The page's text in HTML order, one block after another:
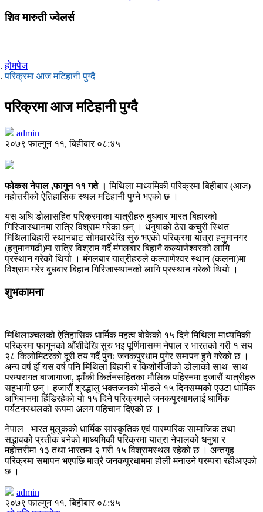
शिव मारुती ज्वेलर्स
होमपेज
परिक्रमा आज मटिहानी पुग्दै
परिक्रमा आज मटिहानी पुग्दै
admin
२०७९ फाल्गुन ११, बिहीबार ०८:४५
फोकस नेपाल ,फागुन ११ गते । मिथिला माध्यमिकी परिक्रमा बिहीबार (आज)
महोत्तरीको ऐतिहासिक स्थल मटिहानी पुग्ने भएको छ ।
यस अघि डोलासहित परिक्रमाका यात्रीहरु बुधबार भारत बिहारको
गिरिजास्थानमा रात्रि विश्राम गरेका छन् । धनुषाको ठेरा कचुरी स्थित
मिथिलाबिहारी स्थानबाट सोमबारदेखि सुरु भएको परिक्रमा यात्रा हनुमानगर
(हनुमानगढी)मा रात्रि विश्राम गर्दै मंगलबार बिहानै कल्याणेश्वरको लागि
प्रस्थान गरेको थियो । मंगलबार यात्रीहरुले कल्याणेश्वर स्थान (कलना)मा
विश्राम गरेर बुधबार बिहान गिरिजास्थानको लागि प्रस्थान गरेको थियो ।
शुभकामना
मिथिलाञ्चलको ऐतिहासिक धार्मिक महत्व बोकेको १५ दिने मिथिला माध्यमिकी
परिक्रमा फागुनको औंशीदेखि सुरु भइ पूर्णिमासम्म नेपाल र भारतको गरी १ सय
२८ किलोमिटरको दूरी तय गर्दै पुनः जनकपुरधाम पुगेर समापन हुने गरेको छ ।
अन्य वर्ष झैं यस वर्ष पनि मिथिला बिहारी र किशोरीजीको डोलाको साथ–साथ
परम्परागत बाजागाजा, झाँकी किर्तनसहितका मौलिक पहिरनमा हजारौं यात्रीहरु
सहभागी छन्। हजारौं श्रद्धालु भक्तजनको भीडले १५ दिनसम्मको एउटा धार्मिक
अभियानमा हिंडिरहेको यो १५ दिने परिक्रमाले जनकपुरधामलाई धार्मिक
पर्यटनस्थलको रूपमा अलग पहिचान दिएको छ ।
नेपाल– भारत मुलुकको धार्मिक सांस्कृतिक एवं पारम्परिक सामाजिक तथा
सद्भावको प्रतीक बनेको माध्यमिकी परिक्रमा यात्रा नेपालको धनुषा र
महोत्तरीमा १३ तथा भारतमा २ गरी १५ विश्रामस्थल रहेको छ । अन्तगृह
परिक्रमा समापन भएपछि मात्रै जनकपुरधाममा होली मनाउने परम्परा रहीआएको
छ ।
admin
२०७९ फाल्गुन ११, बिहीबार ०८:४५